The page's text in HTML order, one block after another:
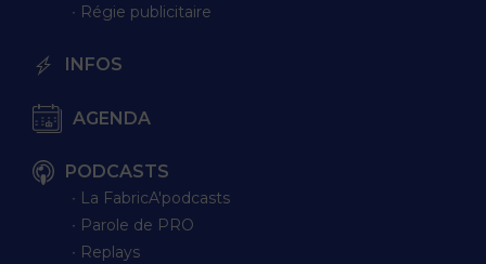
∙ Régie publicitaire
INFOS
AGENDA
PODCASTS
∙ La FabricA'podcasts
∙ Parole de PRO
∙ Replays